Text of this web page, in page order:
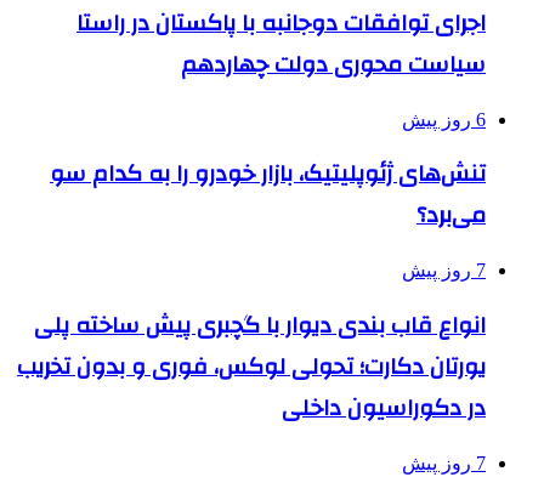
اجرای توافقات دوجانبه با پاکستان در راستا
سیاست محوری دولت چهاردهم
6 روز پیش
تنش‌های ژئوپلیتیک، بازار خودرو را به کدام سو
می‌برد؟
7 روز پیش
انواع قاب بندی دیوار با گچبری پیش ساخته پلی
یورتان دکارت؛ تحولی لوکس، فوری و بدون تخریب
در دکوراسیون داخلی
7 روز پیش